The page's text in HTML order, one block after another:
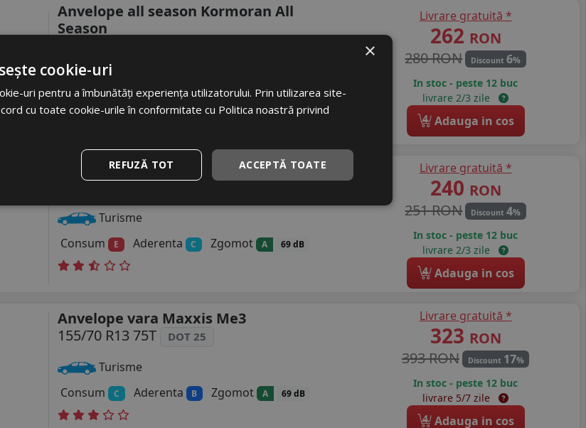
Anvelope all season Kormoran All
Season
Turisme
Consum D Aderenta C Zgomot A 69 dB
Livrare gratuită *
262 RON
280 RON
Discount6%
In stoc - peste 12 buc
livrare 2/3 zile
4 Adauga in cos
Anvelope iarna Sumitomo Wt200
Turisme
Consum
E Aderenta C Zgomot A 69 dB
Livrare gratuită *
240 RON
251 RON
Discount4%
In stoc - peste 12 buc
livrare 2/3 zile
4 Adauga in cos
Anvelope vara Maxxis Me3
155/70 R13 75T
DOT 25
Turisme
Consum
C Aderenta B Zgomot A 69 dB
Livrare gratuită *
323 RON
393 RON
Discount 17%
In stoc - peste 12 buc
livrare 5/7 zile
4 Adauga in cos
×
cookie-uri
uri pentru a îmbunătăți experiența utilizatorului. Prin utilizarea site-
cu toate cookie-urile în conformitate cu Politica noastră privind
ACCEPTĂ TOATE
REFUZĂ TOT